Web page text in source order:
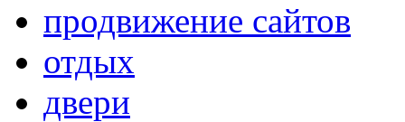
продвижение сайтов
отдых
двери